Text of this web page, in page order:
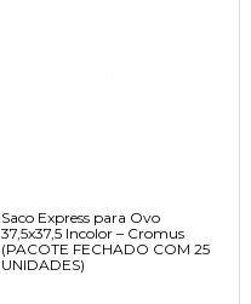
Saco Express para Ovo
37,5x37,5 Incolor – Cromus
(PACOTE FECHADO COM 25
UNIDADES)